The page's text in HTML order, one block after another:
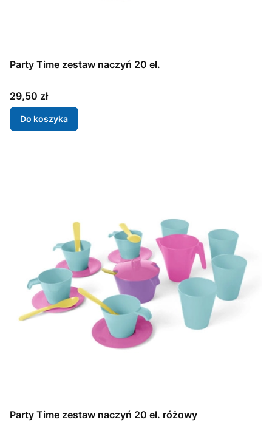
Party Time zestaw naczyń 20 el.
Cena
29,50 zł
Do koszyka
Party Time zestaw naczyń 20 el. różowy